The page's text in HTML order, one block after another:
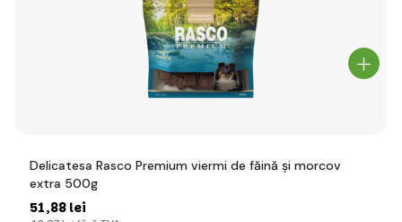
Delicatesa Rasco Premium viermi de făină și morcov
extra 500g
51,88 lei